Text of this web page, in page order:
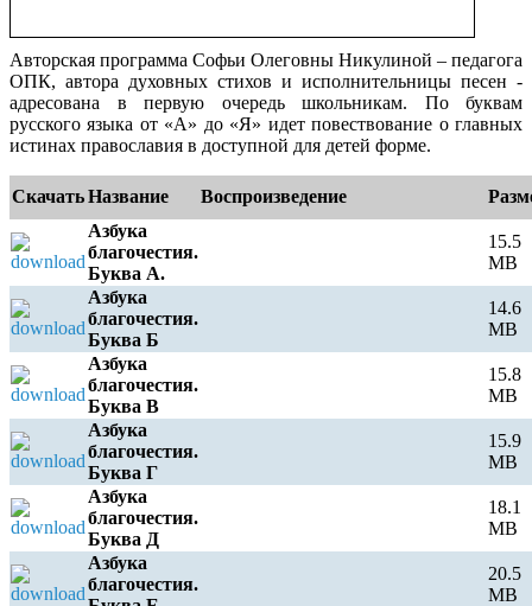
Авторская программа Софьи Олеговны Никулиной – педагога
ОПК, автора духовных стихов и исполнительницы песен -
адресована в первую очередь школьникам. По буквам
русского языка от «А» до «Я» идет повествование о главных
истинах православия в доступной для детей форме.
СкачатьНазвание Воспроизведение
Азбука
благочестия.
Буква А.
15.5
MB
Азбука
благочестия.
Буква Б
14.6
MB
Азбука
благочестия.
Буква В
15.8
MB
Азбука
благочестия.
Буква Г
15.9
MB
Азбука
благочестия.
Буква Д
18.1
MB
Азбука
благочестия.
20.5
MB